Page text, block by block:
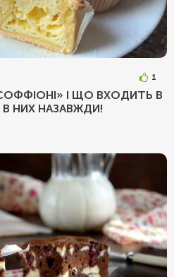
1
І ЩО ВХОДИТЬ В
НИХ НАЗАВЖДИ!